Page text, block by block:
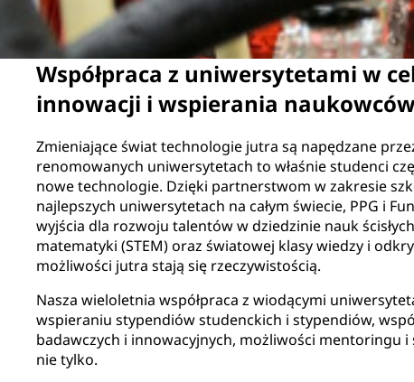
Współpraca z uniwersytetami w
innowacji i wspierania naukowców
Zmieniające świat technologie jutra są napędzane
renomowanych uniwersytetach to właśnie studenci
nowe technologie. Dzięki partnerstwom w zakresie
najlepszych uniwersytetach na całym świecie, PPG i
wyjścia dla rozwoju talentów w dziedzinie nauk
matematyki (STEM) oraz światowej klasy wiedzy i
możliwości jutra stają się rzeczywistością.
Nasza wieloletnia współpraca z wiodącymi
wspieraniu stypendiów studenckich i stypendiów,
badawczych i innowacyjnych, możliwości mentoringu
nie tylko.